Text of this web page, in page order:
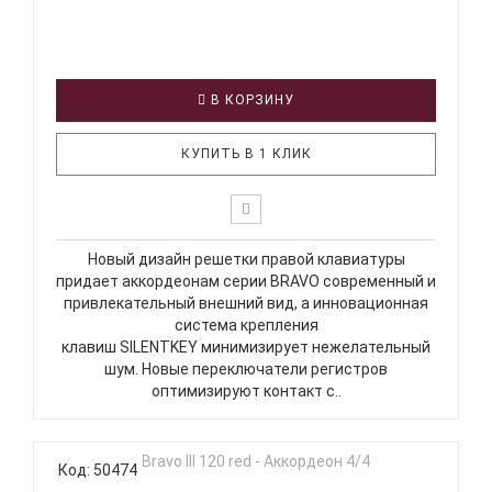
В КОРЗИНУ
КУПИТЬ В 1 КЛИК
Новый дизайн решетки правой клавиатуры
придает аккордеонам серии BRAVO современный и
привлекательный внешний вид, а инновационная
система крепления
клавиш SILENTKEY минимизирует нежелательный
шум. Новые переключатели регистров
оптимизируют контакт с..
Код: 50474